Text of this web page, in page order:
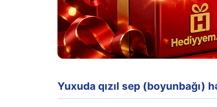
Yuxuda qızıl sep (boyunbağı)